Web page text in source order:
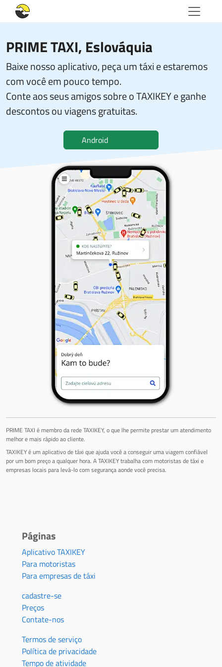
PRIME TAXI, Eslováquia
Baixe nosso aplicativo, peça um táxi e estaremos
com você em pouco tempo.
Conte aos seus amigos sobre o TAXIKEY e ganhe
descontos ou viagens gratuitas.
Android
PRIME TAXI é membro da rede TAXIKEY, o que lhe permite prestar um atendimento
melhor e mais rápido ao cliente.
TAXIKEY é um aplicativo de táxi que ajuda você a conseguir uma viagem confiável
por um bom preço a qualquer hora. A TAXIKEY trabalha com motoristas de táxi e
empresas locais para levá-lo com segurança aonde você precisa.
Páginas
Aplicativo TAXIKEY
Para motoristas
Para empresas de táxi
cadastre-se
Preços
Contate-nos
Termos de serviço
Política de privacidade
Tempo de atividade